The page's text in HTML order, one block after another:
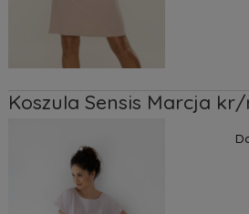
Koszula Sensis Marcja kr/